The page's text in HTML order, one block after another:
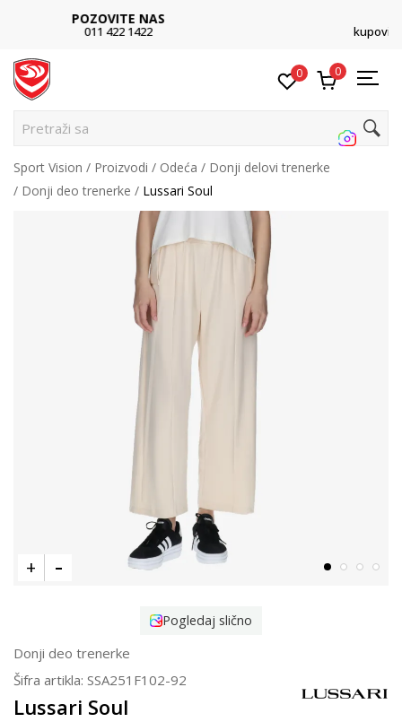
SINDIKALNA PRODAJA
kupovina putem administrativne zabrane do 12 rata
0 0
Pretraži sajt.
Sport Vision Proizvodi Odeća
Donji delovi trenerke
Donji deo trenerke
Lussari Soul
Pogledaj slično
Donji deo trenerke
Šifra artikla: SSA251F102-92
Lussari Soul